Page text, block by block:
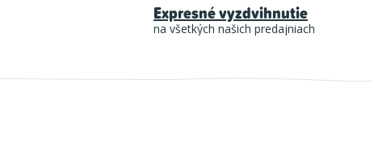
Expresné vyzdvihnutie
na všetkých našich predajniach